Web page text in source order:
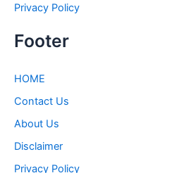
Privacy Policy
Footer
HOME
Contact Us
About Us
Disclaimer
Privacy Policy